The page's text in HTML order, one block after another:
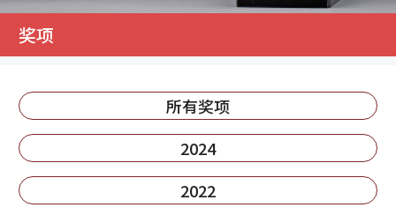
奖项
所有奖项
2024
2022